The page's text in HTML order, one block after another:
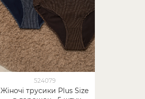
524079
Жіночі трусики Plus Size